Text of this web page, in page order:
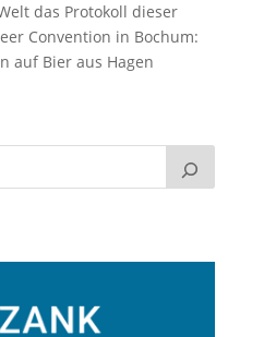
das Protokoll dieser
Convention in Bochum:
auf Bier aus Hagen